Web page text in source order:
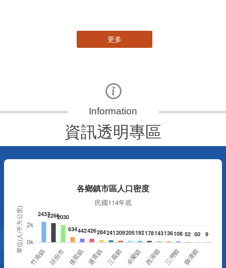
更多
資訊透明專區